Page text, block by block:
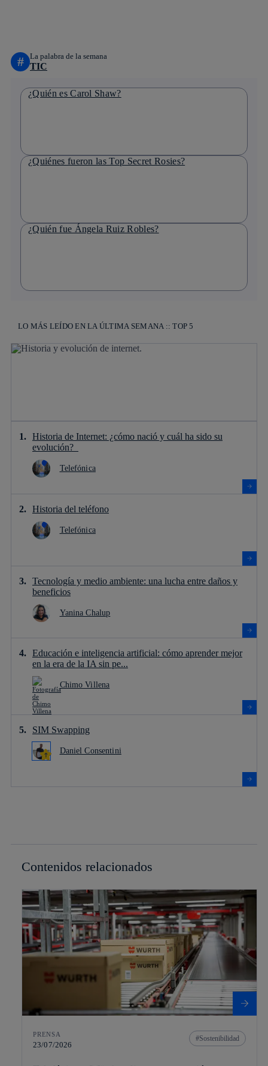
# La palabra de la semana
TIC
¿Quién es Carol Shaw?
¿Quiénes fueron las Top Secret Rosies?
¿Quién fue Ángela Ruiz Robles?
LO MÁS LEÍDO EN LA ÚLTIMA SEMANA :: TOP 5
Historia de Internet: ¿cómo nació y cuál ha sido su
evolución?
Telefónica
Historia del teléfono
Telefónica
Tecnología y medio ambiente: una lucha entre daños y
beneficios
Yanina Chalup
Educación e inteligencia artificial: cómo aprender mejor
en la era de la IA sin pe...
Chimo Villena
SIM Swapping
Daniel Consentini
Contenidos relacionados
PRENSA
23/07/2026
Sostenibilidad